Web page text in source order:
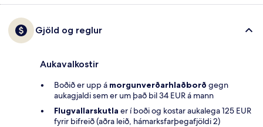
Gjöld og reglur
Aukavalkostir
Boðið er upp á morgunverðarhlaðborð gegn
aukagjaldi sem er um það bil 34 EUR á mann
Flugvallarskutla er í boði og kostar aukalega 125 EUR
fyrir bifreið (aðra leið, hámarksfarþegafjöldi 2)